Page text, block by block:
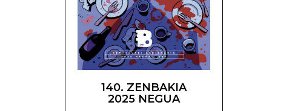
140. ZENBAKIA
2025 NEGUA